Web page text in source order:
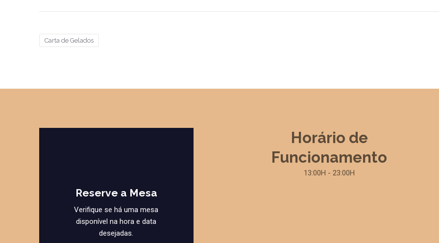
Carta de Gelados
Reserve a Mesa
Verifique se há uma mesa
disponível na hora e data
desejadas.
Horário de
Funcionamento
13:00H - 23:00H